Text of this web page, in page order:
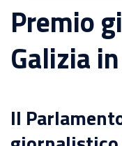
Premio
Galizia
Il